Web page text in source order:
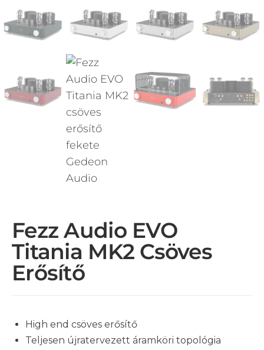
Fezz Audio EVO
Titania MK2 Csöves
Erősítő
High end csöves erősítő
Teljesen újratervezett áramköri topológia